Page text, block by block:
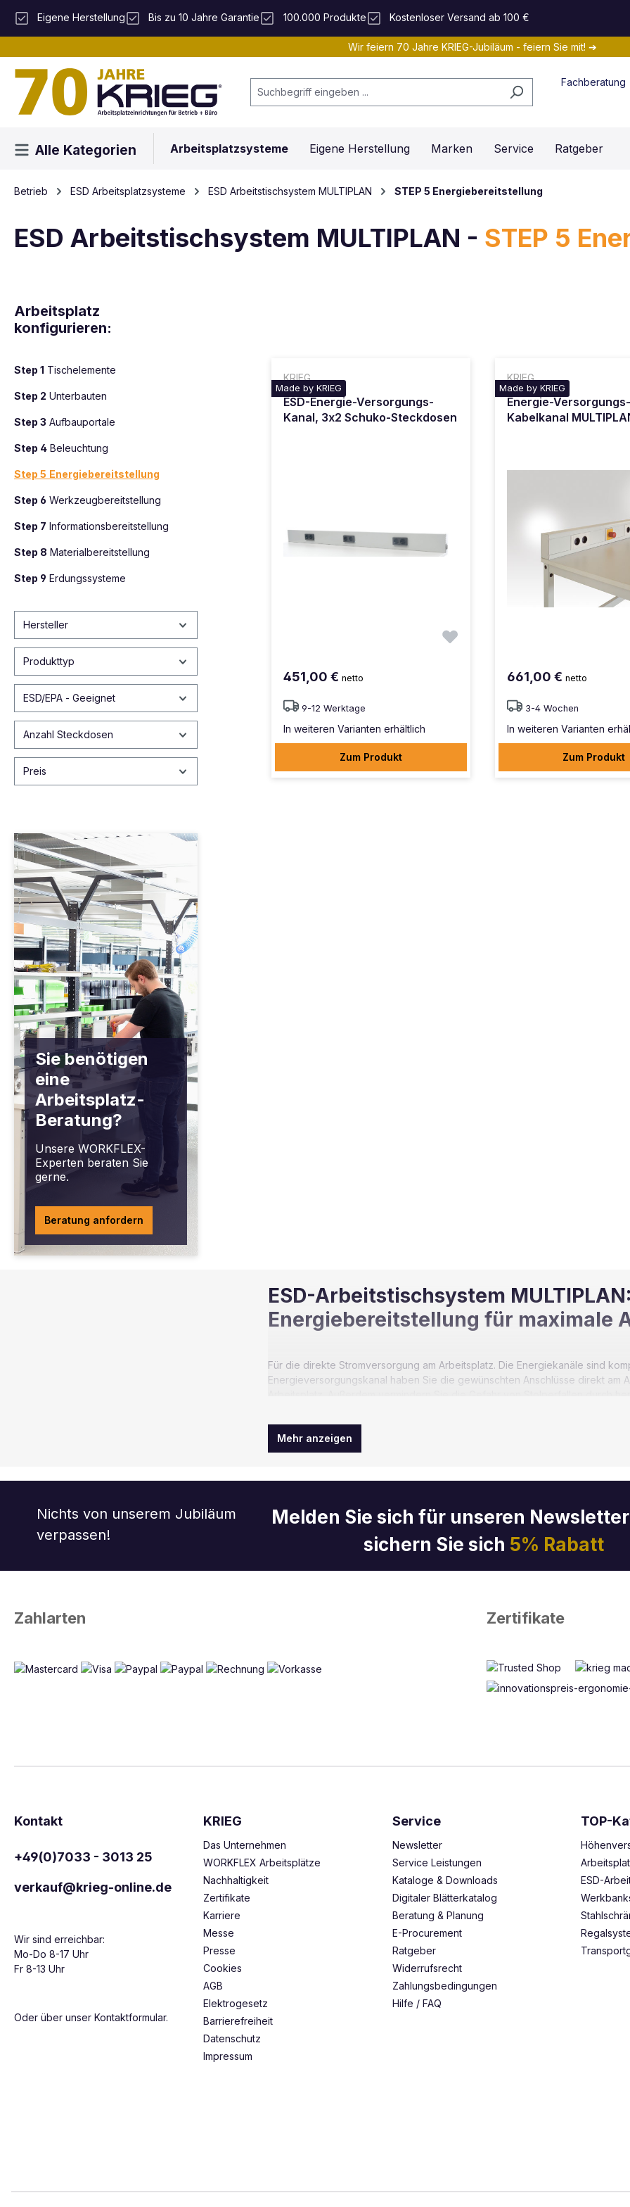
Hauptinhalt springen
Zur Suche springen
Zur Hauptnavigation springen
Eigene Herstellung Bis zu 10 Jahre Garantie 100.000 Produkte Kostenloser Versand ab 100 €
Wir feiern 70 Jahre KRIEG-Jubiläum - feiern Sie mit! ➔
Fachberatung
Alle Kategorien Arbeitsplatzsysteme Eigene Herstellung Marken Service Ratgeber
Betrieb ESD Arbeitsplatzsysteme ESD Arbeitstischsystem MULTIPLAN STEP 5 Energiebereitstellung
ESD Arbeitstischsystem MULTIPLAN - STEP 5
Arbeitsplatz
konfigurieren:
Step 1 Tischelemente
Step 2 Unterbauten
Step 3 Aufbauportale
Step 4 Beleuchtung
Step 5 Energiebereitstellung
Step 6 Werkzeugbereitstellung
Step 7 Informationsbereitstellung
Step 8 Materialbereitstellung
Step 9 Erdungssysteme
Hersteller
Produkttyp
ESD/EPA - Geeignet
Anzahl Steckdosen
Preis
Sie benötigen
eine
Arbeitsplatz-
Beratung?
Unsere WORKFLEX-
Experten beraten Sie
gerne.
Beratung anfordern
KRIEG
Made by KRIEG
ESD-Energie-Versorgungs-
Kanal, 3x2 Schuko-Steckdosen
451,00 € netto
9-12 Werktage
In weiteren Varianten erhältlich
Zum Produkt
KRIEG
Made by KRIEG
Energie-Versorgungs-
Kabelkanal
661,00 € netto
3-4 Wochen
In weiteren Varianten
Zum Produkt
ESD-Arbeitstischsystem
Energiebereitstellung für maximale
Für die direkte Stromversorgung am Arbeitsplatz. Die Energiekanäle sind
Energieversorgungskanal haben Sie die gewünschten Anschlüsse direkt
Elektro-Einbauelemente individuell anordnen.
Mehr anzeigen
Nichts von unserem Jubiläum
verpassen!
Melden Sie sich für unseren
sichern Sie sich 5% Rabatt
Zahlarten Zertifikate
Kontakt
+49(0)7033 - 3013 25
verkauf@krieg-online.de
Wir sind erreichbar:
Mo-Do 8-17 Uhr
Fr 8-13 Uhr
Oder über unser Kontaktformular.
KRIEG
Das Unternehmen
WORKFLEX Arbeitsplätze
Nachhaltigkeit
Zertifikate
Karriere
Messe
Presse
Cookies
AGB
Elektrogesetz
Barrierefreiheit
Datenschutz
Impressum
Service
Newsletter
Service Leistungen
Kataloge & Downloads
Digitaler Blätterkatalog
Beratung & Planung
E-Procurement
Ratgeber
Widerrufsrecht
Zahlungsbedingungen
Hilfe / FAQ
TOP-
ESD-